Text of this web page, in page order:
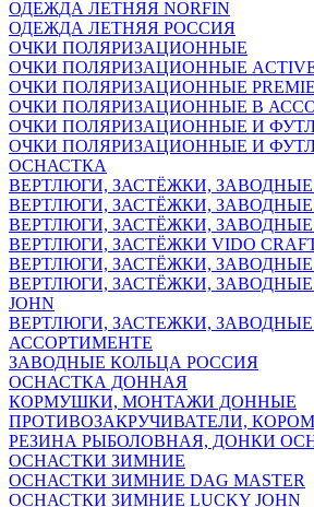
ОДЕЖДА ЛЕТНЯЯ NORFIN
ОДЕЖДА ЛЕТНЯЯ РОССИЯ
ОЧКИ ПОЛЯРИЗАЦИОННЫЕ
ОЧКИ ПОЛЯРИЗАЦИОННЫЕ ACTIVE
ОЧКИ ПОЛЯРИЗАЦИОННЫЕ
ОЧКИ ПОЛЯРИЗАЦИОННЫЕ В
ОЧКИ ПОЛЯРИЗАЦИОННЫЕ И
ОЧКИ ПОЛЯРИЗАЦИОННЫЕ И
ОСНАСТКА
ВЕРТЛЮГИ, ЗАСТЁЖКИ,
ВЕРТЛЮГИ, ЗАСТЁЖКИ, ЗАВОДНЫЕ
ВЕРТЛЮГИ, ЗАСТЁЖКИ, ЗАВОДНЫЕ
ВЕРТЛЮГИ, ЗАСТЁЖКИ VIDO
ВЕРТЛЮГИ, ЗАСТЁЖКИ, ЗАВОДНЫЕ
ВЕРТЛЮГИ, ЗАСТЁЖКИ, ЗАВОДНЫЕ
JOHN
ВЕРТЛЮГИ, ЗАСТЕЖКИ,
АССОРТИМЕНТЕ
ЗАВОДНЫЕ КОЛЬЦА РОССИЯ
ОСНАСТКА ДОННАЯ
КОРМУШКИ, МОНТАЖИ ДОННЫЕ
ПРОТИВОЗАКРУЧИВАТЕЛИ,
РЕЗИНА РЫБОЛОВНАЯ, ДОНКИ
ОСНАСТКИ ЗИМНИЕ
ОСНАСТКИ ЗИМНИЕ DAG MASTER
ОСНАСТКИ ЗИМНИЕ LUCKY JOHN